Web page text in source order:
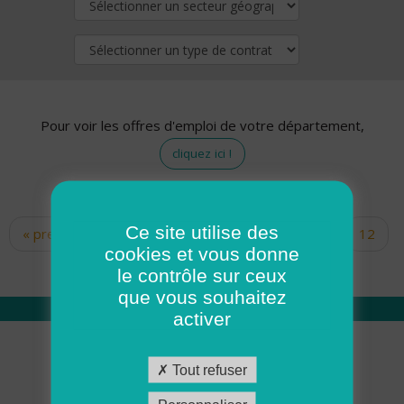
Pour voir les offres d'emploi de votre département,
cliquez ici !
Pages
« premier ‹ précédent … 10
12
14 15 16 17
Qui sommes nous
Académie ADMR
Ce site utilise des
cookies et vous donne
le contrôle sur ceux
que vous souhaitez
activer
Tout refuser